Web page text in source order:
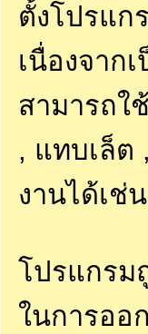
ตั้งโปรแก
เนื่องจาก
สามารถใ
, แทบเล็ต
งานได้เช่
โปรแกรม
ในการออ